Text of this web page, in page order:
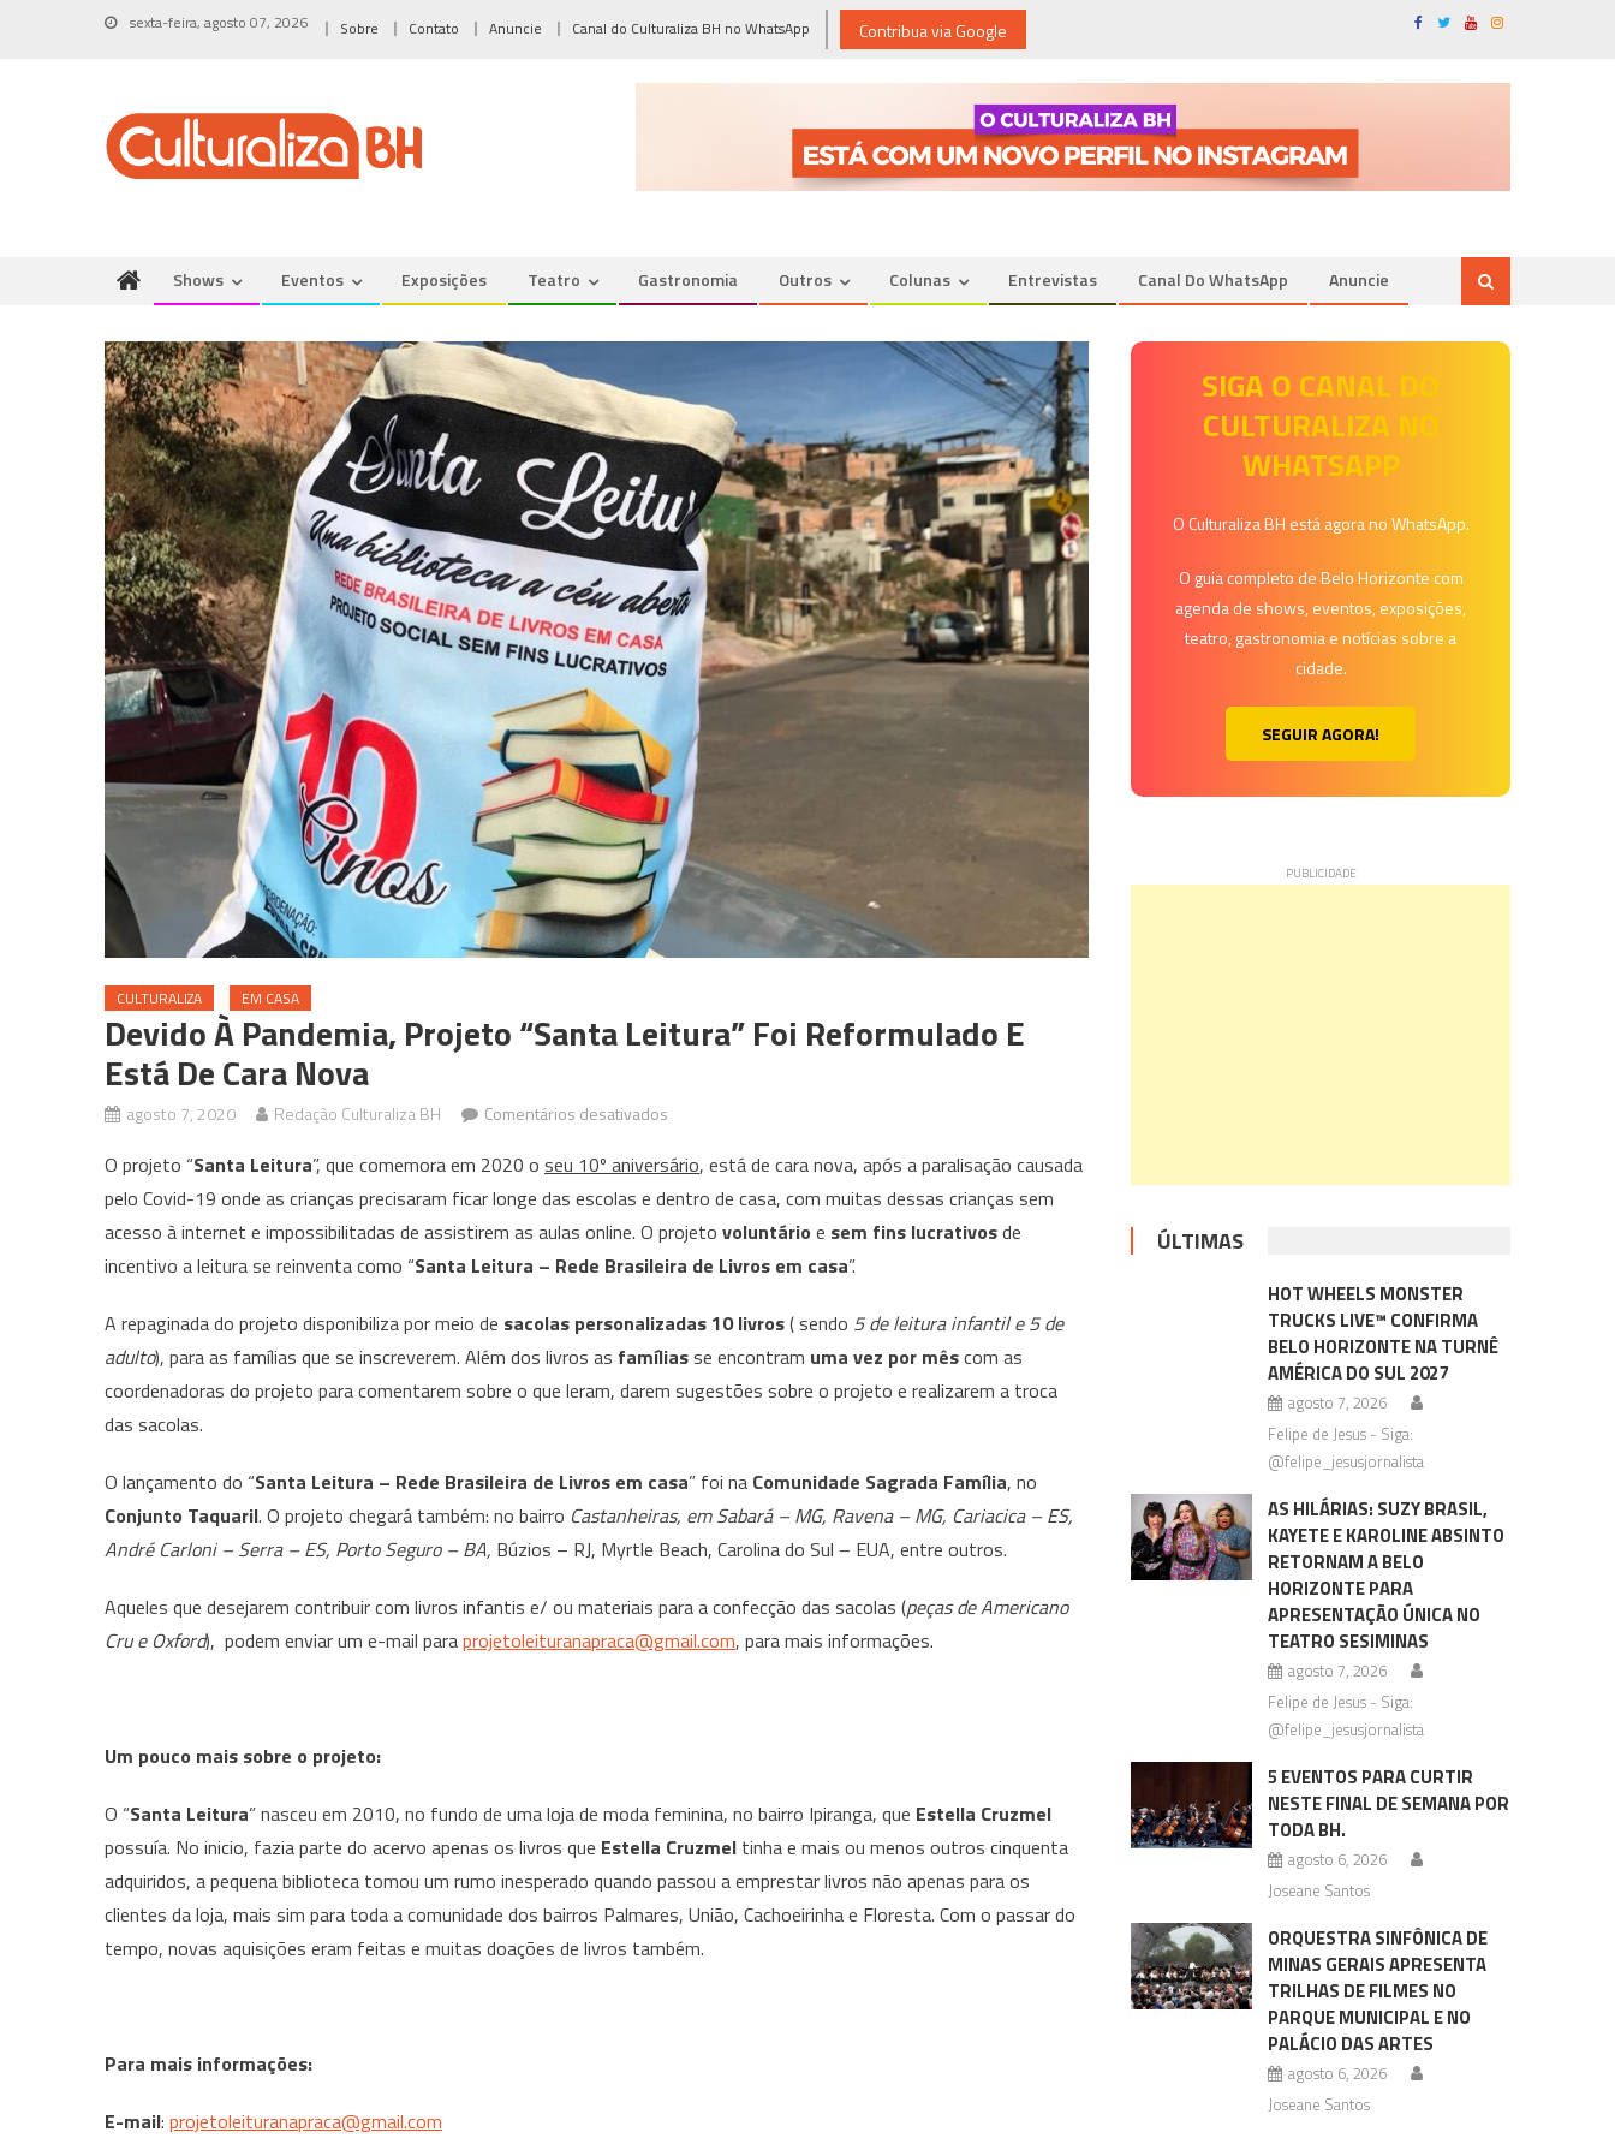
sexta-feira, agosto 07, 2026 Sobre Contato Anuncie Canal do Culturaliza BH no WhatsApp Contribua via Google
Shows Eventos Exposições Teatro Gastronomia Outros Colunas Entrevistas Canal Do WhatsApp Anuncie
CULTURALIZA EM CASA
Devido À Pandemia, Projeto “Santa Leitura” Foi Reformulado E
Está De Cara Nova
agosto 7, 2020 Redação Culturaliza BH Comentários desativados
à
pandemia,
projeto
“Santa
foi
reformulado
e
cara
O projeto “Santa Leitura”, que comemora em 2020 o seu 10º aniversário, está de cara nova, após a paralisação causada
pelo Covid-19 onde as crianças precisaram ficar longe das escolas e dentro de casa, com muitas dessas crianças sem
acesso à internet e impossibilitadas de assistirem as aulas online. O projeto voluntário e sem fins lucrativosde
incentivo a leitura se reinventa como “Santa Leitura – Rede Brasileira de Livros em casa”.
A repaginada do projeto disponibiliza por meio de sacolas personalizadas 10 livros( sendo 5 de leitura infantil e 5 de
adulto), para as famílias que se inscreverem. Além dos livros as famíliasse encontram uma vez por mêscom as
coordenadoras do projeto para comentarem sobre o que leram, darem sugestões sobre o projeto e realizarem a troca
das sacolas.
O lançamento do “Santa Leitura – Rede Brasileira de Livros em casa” foi na Comunidade Sagrada Família, no
Conjunto Taquaril. O projeto chegará também: no bairro Castanheiras, em Sabará – MG, Ravena – MG, Cariacica – ES,
André Carloni – Serra – ES, Porto Seguro – BA, Búzios – RJ, Myrtle Beach, Carolina do Sul – EUA, entre outros.
Aqueles que desejarem contribuir com livros infantis e/ ou materiais para a confecção das sacolas (peças de Americano
Cru e Oxford), podem enviar um e-mail paraprojetoleituranapraca@gmail.com, para mais informações.
Um pouco mais sobre o projeto:
O “Santa Leitura” nasceu em 2010, no fundo de uma loja de moda feminina, no bairro Ipiranga, que Estella Cruzmel
possuía. No inicio, fazia parte do acervo apenas os livros que Estella Cruzmel tinha e mais ou menos outros cinquenta
adquiridos, a pequena biblioteca tomou um rumo inesperado quando passou a emprestar livros não apenas para os
clientes da loja, mais sim para toda a comunidade dos bairros Palmares, União, Cachoeirinha e Floresta. Com o passar do
tempo, novas aquisições eram feitas e muitas doações de livros também.
Para mais informações:
E-mail: projetoleituranapraca@gmail.com
SIGA O CANAL DO
CULTURALIZA NO
WHATSAPP
O Culturaliza BH está agora no WhatsApp.
O guia completo de Belo Horizonte com
agenda de shows, eventos, exposições,
teatro, gastronomia e notícias sobre a
cidade.
SEGUIR AGORA!
ÚLTIMAS
HOT WHEELS MONSTER
TRUCKS LIVE™ CONFIRMA
BELO HORIZONTE NA TURNÊ
AMÉRICA DO SUL 2027
agosto 7, 2026
Felipe de Jesus - Siga:
@felipe_jesusjornalista
AS HILÁRIAS: SUZY BRASIL,
KAYETE E KAROLINE ABSINTO
RETORNAM A BELO
HORIZONTE PARA
APRESENTAÇÃO ÚNICA NO
TEATRO SESIMINAS
agosto 7, 2026
Felipe de Jesus - Siga:
@felipe_jesusjornalista
5 EVENTOS PARA CURTIR
NESTE FINAL DE SEMANA POR
TODA BH.
agosto 6, 2026
Joseane Santos
ORQUESTRA SINFÔNICA DE
MINAS GERAIS APRESENTA
TRILHAS DE FILMES NO
PARQUE MUNICIPAL E NO
PALÁCIO DAS ARTES
agosto 6, 2026
Joseane Santos